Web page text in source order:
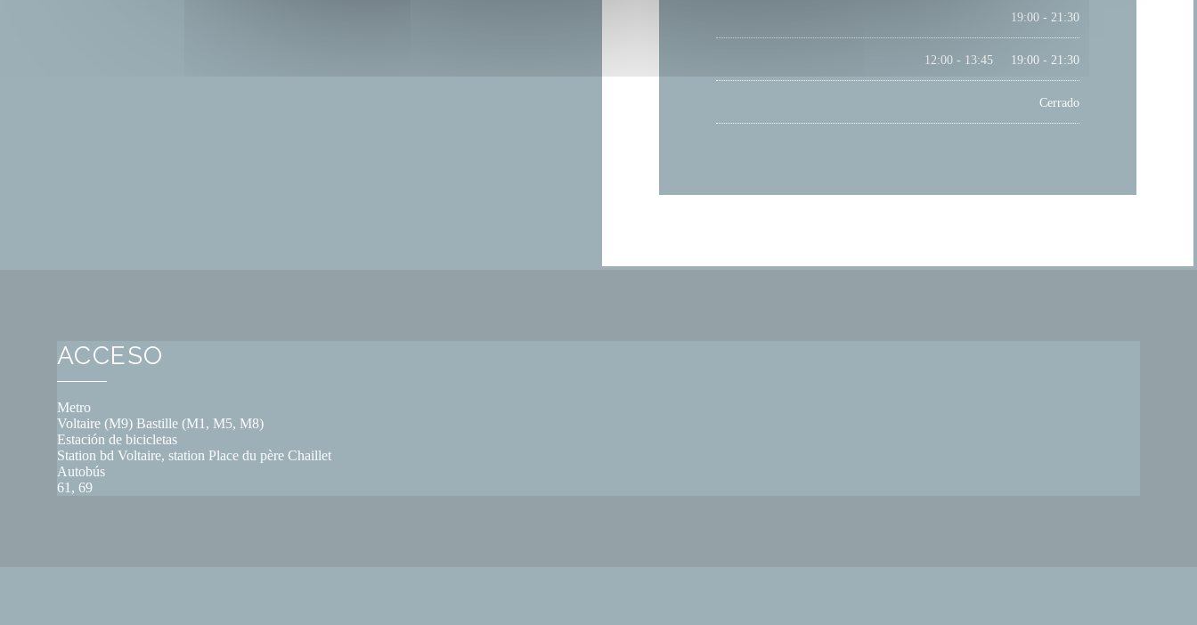
19:00 - 21:30
12:00 - 13:45 19:00 - 21:30
Cerrado
ACCESO
Metro
Voltaire (M9) Bastille (M1, M5, M8)
Estación de bicicletas
Station bd Voltaire, station Place du père Chaillet
Autobús
61, 69